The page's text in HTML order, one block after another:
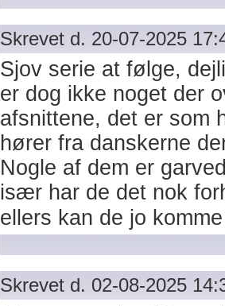
Skrevet d. 20-07-2025
Sjov serie at følge,
er dog ikke noget der
afsnittene, det er som
hører fra danskerne
Nogle af dem er
især har de det nok
ellers kan de jo
Skrevet d. 02-08-2025